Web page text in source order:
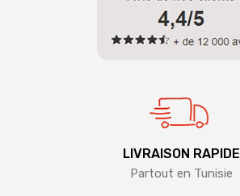
LIVRAISON RAPIDE
Partout en Tunisie